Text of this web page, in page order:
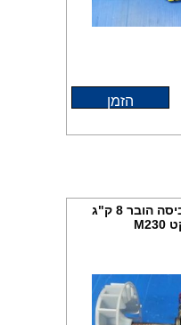
הזמן
מנוע משופץ למייבש כביסה הובר 8 ק"ג